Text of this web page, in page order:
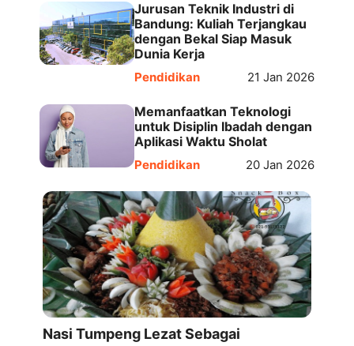
Jurusan Teknik Industri di
Bandung: Kuliah Terjangkau
dengan Bekal Siap Masuk
Dunia Kerja
Pendidikan 21 Jan 2026
Memanfaatkan Teknologi
untuk Disiplin Ibadah dengan
Aplikasi Waktu Sholat
Pendidikan 20 Jan 2026
Nasi Tumpeng Lezat Sebagai